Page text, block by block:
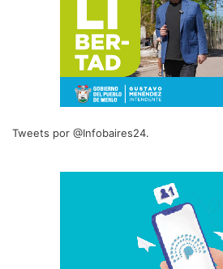
Tweets por @Infobaires24.